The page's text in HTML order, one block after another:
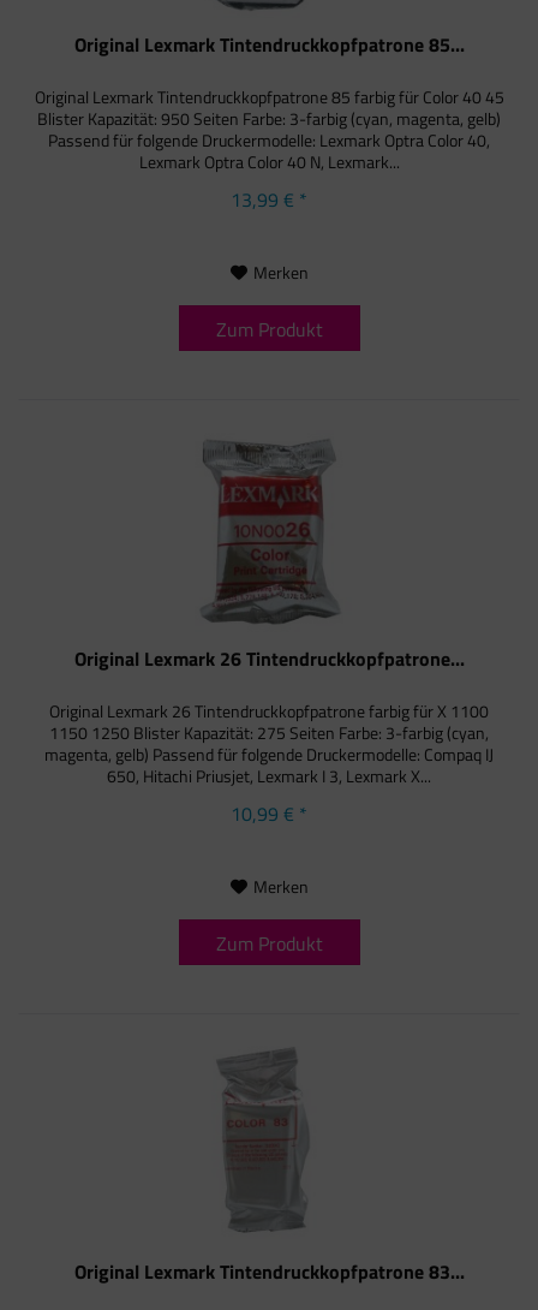
Original Lexmark Tintendruckkopfpatrone 85...
Original Lexmark Tintendruckkopfpatrone 85 farbig für Color 40 45
Blister Kapazität: 950 Seiten Farbe: 3-farbig (cyan, magenta, gelb)
Passend für folgende Druckermodelle: Lexmark Optra Color 40,
Lexmark Optra Color 40 N, Lexmark...
13,99 € *
Merken
Zum Produkt
Original Lexmark 26 Tintendruckkopfpatrone...
Original Lexmark 26 Tintendruckkopfpatrone farbig für X 1100
1150 1250 Blister Kapazität: 275 Seiten Farbe: 3-farbig (cyan,
magenta, gelb) Passend für folgende Druckermodelle: Compaq IJ
650, Hitachi Priusjet, Lexmark I 3, Lexmark X...
10,99 € *
Merken
Zum Produkt
Original Lexmark Tintendruckkopfpatrone 83...